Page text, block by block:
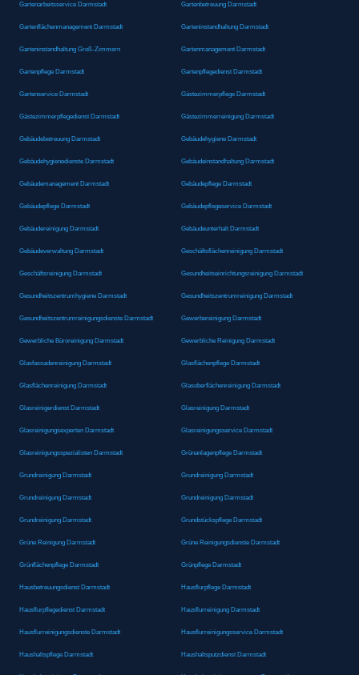
Gartenarbeitsservice Darmstadt Gartenbetreuung Darmstadt
Gartenflächenmanagement Darmstadt Garteninstandhaltung Darmstadt
Garteninstandhaltung Groß-Zimmern Gartenmanagement Darmstadt
Gartenpflege Darmstadt Gartenpflegedienst Darmstadt
Gartenservice Darmstadt Gästezimmerpflege Darmstadt
Gästezimmerpflegedienst Darmstadt Gästezimmerreinigung Darmstadt
Gebäudebetreuung Darmstadt Gebäudehygiene Darmstadt
Gebäudehygienedienste Darmstadt Gebäudeinstandhaltung Darmstadt
Gebäudemanagement Darmstadt Gebäudepflege Darmstadt
Gebäudepflege Darmstadt Gebäudepflegeservice Darmstadt
Gebäudereinigung Darmstadt Gebäudeunterhalt Darmstadt
Gebäudeverwaltung Darmstadt Geschäftsflächenreinigung Darmstadt
Geschäftsreinigung Darmstadt Gesundheitseinrichtungsreinigung Darmstadt
Gesundheitszentrumhygiene Darmstadt Gesundheitszentrumreinigung Darmstadt
Gesundheitszentrumreinigungsdienste Darmstadt Gewerbereinigung Darmstadt
Gewerbliche Büroreinigung Darmstadt Gewerbliche Reinigung Darmstadt
Glasfassadenreinigung Darmstadt Glasflächenpflege Darmstadt
Glasflächenreinigung Darmstadt Glasoberflächenreinigung Darmstadt
Glasreinigerdienst Darmstadt Glasreinigung Darmstadt
Glasreinigungsexperten Darmstadt Glasreinigungsservice Darmstadt
Glasreinigungsspezialisten Darmstadt Grünanlagenpflege Darmstadt
Grundreinigung Darmstadt Grundreinigung Darmstadt
Grundreinigung Darmstadt Grundreinigung Darmstadt
Grundreinigung Darmstadt Grundstückspflege Darmstadt
Grüne Reinigung Darmstadt Grüne Reinigungsdienste Darmstadt
Grünflächenpflege Darmstadt Grünpflege Darmstadt
Hausbetreuungsdienst Darmstadt Hausflurpflege Darmstadt
Hausflurpflegedienst Darmstadt Hausflurreinigung Darmstadt
Hausflurreinigungsdienste Darmstadt Hausflurreinigungsservice Darmstadt
Haushaltspflege Darmstadt Haushaltsputzdienst Darmstadt